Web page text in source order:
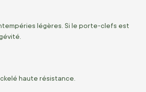
légères. Si le porte-clefs est
haute résistance.